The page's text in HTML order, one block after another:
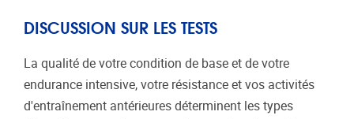
DISCUSSION SUR LES TESTS
La qualité de votre condition de base et de votre
endurance intensive, votre résistance et vos activités
d'entraînement antérieures déterminent les types